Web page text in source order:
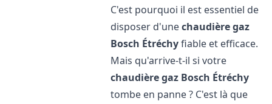
C'est pourquoi il est essentiel de
disposer d'unechaudière gaz
Bosch Étréchyfiable et efficace.
Mais qu'arrive-t-il si votre
chaudière gaz Bosch Étréchy
tombe en panne ? C'est là que